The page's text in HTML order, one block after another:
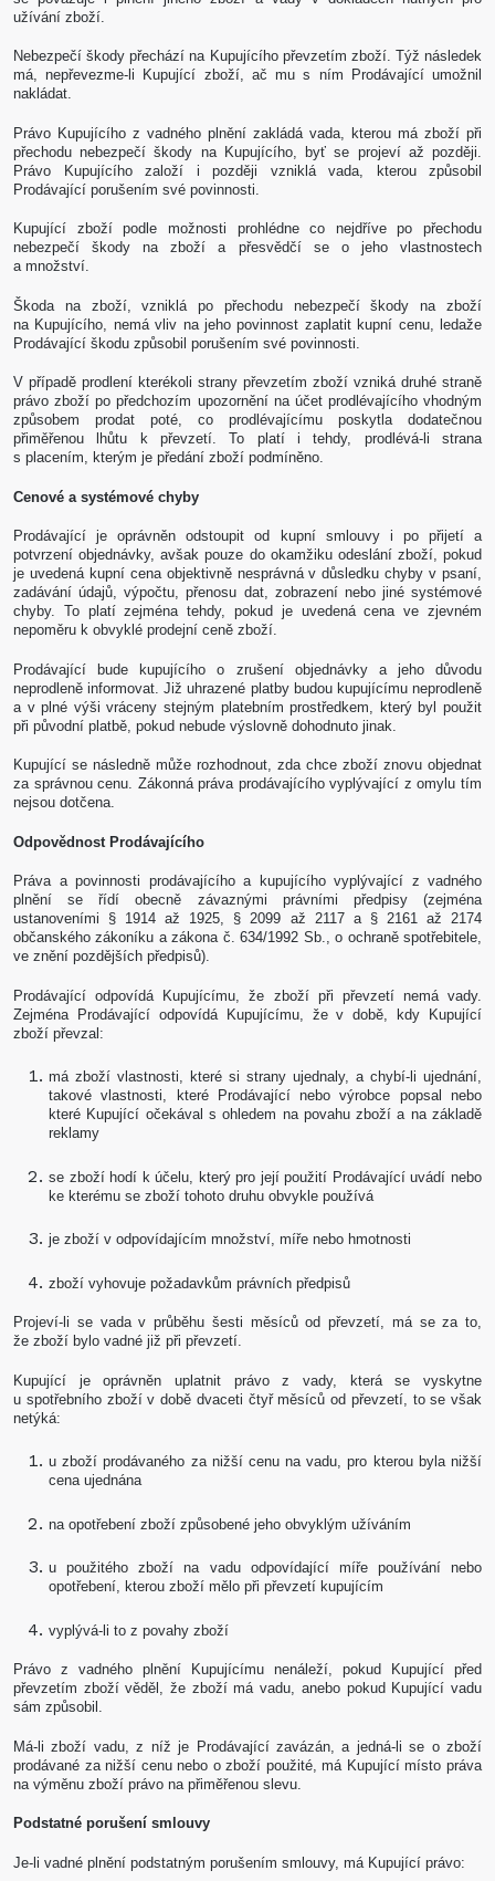
užívání zboží.
Nebezpečí škody přechází na Kupujícího převzetím zboží. Týž následek
má, nepřevezme-li Kupující zboží, ač mu s ním Prodávající umožnil
nakládat.
Právo Kupujícího z vadného plnění zakládá vada, kterou má zboží při
přechodu nebezpečí škody na Kupujícího, byť se projeví až později.
Právo Kupujícího založí i později vzniklá vada, kterou způsobil
Prodávající porušením své povinnosti.
Kupující zboží podle možnosti prohlédne co nejdříve po přechodu
nebezpečí škody na zboží a přesvědčí se o jeho vlastnostech
a množství.
Škoda na zboží, vzniklá po přechodu nebezpečí škody na zboží
na Kupujícího, nemá vliv na jeho povinnost zaplatit kupní cenu, ledaže
Prodávající škodu způsobil porušením své povinnosti.
V případě prodlení kterékoli strany převzetím zboží vzniká druhé straně
právo zboží po předchozím upozornění na účet prodlévajícího vhodným
způsobem prodat poté, co prodlévajícímu poskytla dodatečnou
přiměřenou lhůtu k převzetí. To platí i tehdy, prodlévá-li strana
s placením, kterým je předání zboží podmíněno.
Cenové a systémové chyby
Prodávající je oprávněn odstoupit od kupní smlouvy i po přijetí a
potvrzení objednávky, avšak pouze do okamžiku odeslání zboží, pokud
je uvedená kupní cena objektivně nesprávná v důsledku chyby v psaní,
zadávání údajů, výpočtu, přenosu dat, zobrazení nebo jiné systémové
chyby. To platí zejména tehdy, pokud je uvedená cena ve zjevném
nepoměru k obvyklé prodejní ceně zboží.
Prodávající bude kupujícího o zrušení objednávky a jeho důvodu
neprodleně informovat. Již uhrazené platby budou kupujícímu neprodleně
a v plné výši vráceny stejným platebním prostředkem, který byl použit
při původní platbě, pokud nebude výslovně dohodnuto jinak.
Kupující se následně může rozhodnout, zda chce zboží znovu objednat
za správnou cenu. Zákonná práva prodávajícího vyplývající z omylu tím
nejsou dotčena.
Odpovědnost Prodávajícího
Práva a povinnosti prodávajícího a kupujícího vyplývající z vadného
plnění se řídí obecně závaznými právními předpisy (zejména
ustanoveními § 1914 až 1925, § 2099 až 2117 a § 2161 až 2174
občanského zákoníku a zákona č. 634/1992 Sb., o ochraně spotřebitele,
ve znění pozdějších předpisů).
Prodávající odpovídá Kupujícímu, že zboží při převzetí nemá vady.
Zejména Prodávající odpovídá Kupujícímu, že v době, kdy Kupující
zboží převzal:
má zboží vlastnosti, které si strany ujednaly, a chybí-li ujednání,
takové vlastnosti, které Prodávající nebo výrobce popsal nebo
které Kupující očekával s ohledem na povahu zboží a na základě
reklamy
se zboží hodí k účelu, který pro její použití Prodávající uvádí nebo
ke kterému se zboží tohoto druhu obvykle používá
je zboží v odpovídajícím množství, míře nebo hmotnosti
zboží vyhovuje požadavkům právních předpisů
Projeví-li se vada v průběhu šesti měsíců od převzetí, má se za to,
že zboží bylo vadné již při převzetí.
Kupující je oprávněn uplatnit právo z vady, která se vyskytne
u spotřebního zboží v době dvaceti čtyř měsíců od převzetí, to se však
netýká:
u zboží prodávaného za nižší cenu na vadu, pro kterou byla nižší
cena ujednána
na opotřebení zboží způsobené jeho obvyklým užíváním
u použitého zboží na vadu odpovídající míře používání nebo
opotřebení, kterou zboží mělo při převzetí kupujícím
vyplývá-li to z povahy zboží
Právo z vadného plnění Kupujícímu nenáleží, pokud Kupující před
převzetím zboží věděl, že zboží má vadu, anebo pokud Kupující vadu
sám způsobil.
Má-li zboží vadu, z níž je Prodávající zavázán, a jedná-li se o zboží
prodávané za nižší cenu nebo o zboží použité, má Kupující místo práva
na výměnu zboží právo na přiměřenou slevu.
Podstatné porušení smlouvy
Je-li vadné plnění podstatným porušením smlouvy, má Kupující právo: